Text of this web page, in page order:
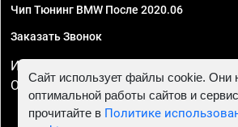
Чип Тюнинг BMW После 2020.06
Заказать Звонок
ИП Смирнов Георгий Павлович. ИНН
ОГРНИП 324470400032610
Сайт использует файлы cookie. Они
оптимальной работы сайтов и
прочитайте в Политике